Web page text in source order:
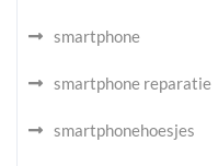
smartphone
smartphone reparatie
smartphonehoesjes